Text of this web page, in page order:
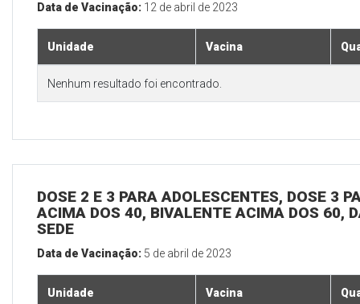
Data de Vacinação: 12 de abril de 2023
Unidade Vacina
Nenhum resultado foi encontrado.
DOSE 2 E 3 PARA ADOLESCENTES, DOSE 3
ACIMA DOS 40, BIVALENTE ACIMA DOS 60,
SEDE
Data de Vacinação: 5 de abril de 2023
Unidade Vacina